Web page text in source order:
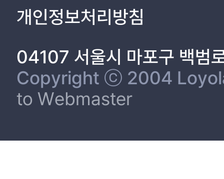
개인정보처리방침
04107 서울시 마포구 백범
Copyright ⓒ 2004
to Webmaster